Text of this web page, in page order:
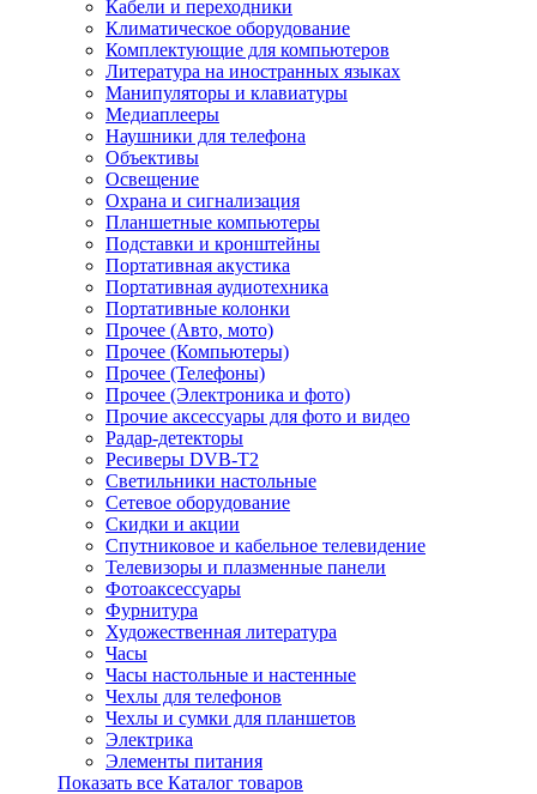
Кабели и переходники
Климатическое оборудование
Комплектующие для компьютеров
Литература на иностранных языках
Манипуляторы и клавиатуры
Медиаплееры
Наушники для телефона
Объективы
Освещение
Охрана и сигнализация
Планшетные компьютеры
Подставки и кронштейны
Портативная акустика
Портативная аудиотехника
Портативные колонки
Прочее (Авто, мото)
Прочее (Компьютеры)
Прочее (Телефоны)
Прочее (Электроника и фото)
Прочие аксессуары для фото и видео
Радар-детекторы
Ресиверы DVB-T2
Светильники настольные
Сетевое оборудование
Скидки и акции
Спутниковое и кабельное телевидение
Телевизоры и плазменные панели
Фотоаксессуары
Фурнитура
Художественная литература
Часы
Часы настольные и настенные
Чехлы для телефонов
Чехлы и сумки для планшетов
Электрика
Элементы питания
Показать все Каталог товаров